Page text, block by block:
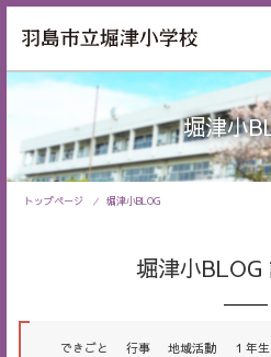
堀津小
トップページ 堀津小BLOG
堀津小BLOG
できごと 行事 地域活動 １年生